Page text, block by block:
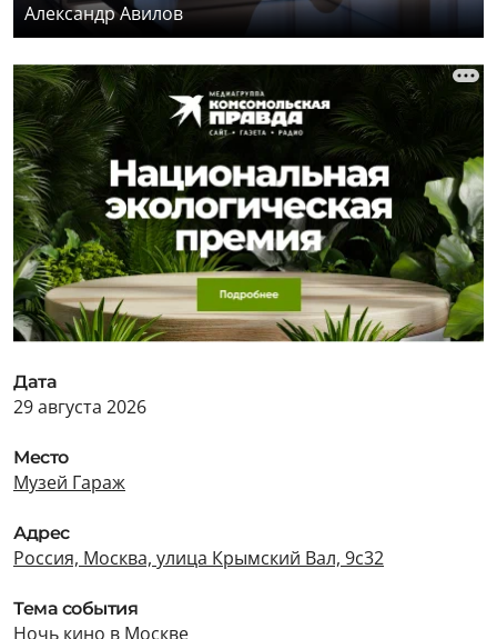
Александр Авилов
Дата
29 августа 2026
Место
Музей Гараж
Адрес
Россия, Москва, улица Крымский Вал, 9с32
Тема события
Ночь кино в Москве